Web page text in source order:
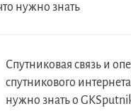
нужно знать
Спутниковая связь и
спутникового
нужно знать о